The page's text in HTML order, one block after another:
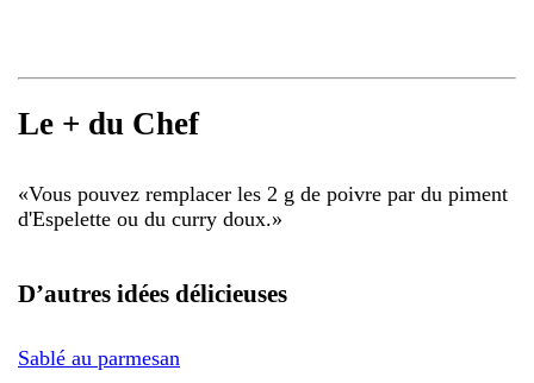
Le + du Chef
«Vous pouvez remplacer les 2 g de poivre par du piment
d'Espelette ou du curry doux.»
D’autres idées délicieuses
Sablé au parmesan